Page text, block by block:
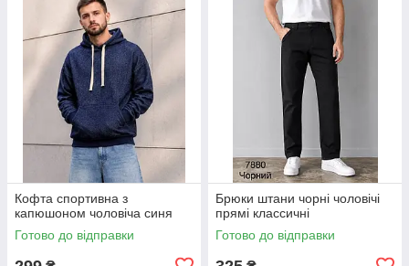
Кофта спортивна з
капюшоном чоловіча синя
Готово до відправки
Брюки штани чорні чоловічі
прямі классичні
Готово до відправки